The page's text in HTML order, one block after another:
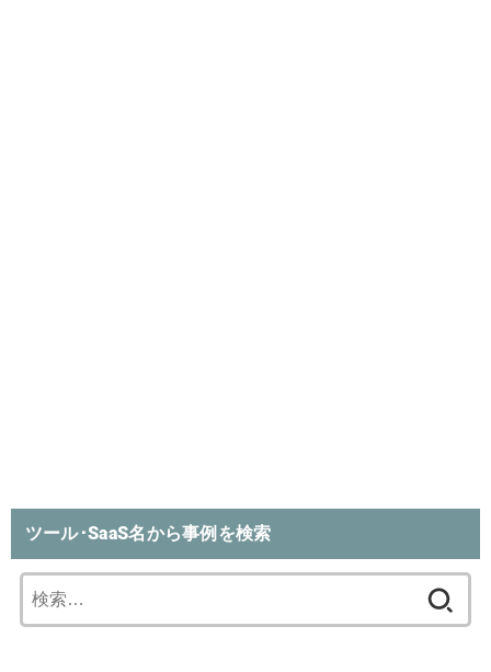
ツール･SaaS名から事例を検索
索: